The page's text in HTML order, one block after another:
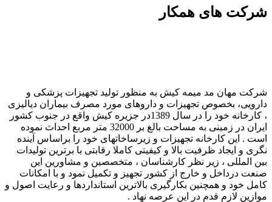
شرکت های همکار
شرکت مهان مد میمه کیش به منظور تولید تجهیزات پزشکی و
دارویی، بخصوص تجهیزات و داروهای مورد مصرف بیماران دیالیزی
، کارخانه خود را در سال 1389در جزیره کیش واقع در جنوب کشور
ایران در زمینی به مساحت بالغ بر 32000 متر مربع احداث نموده
است . این کارخانه تجهیزات و زیرساخاتهای خود را براساس آینده
نگری و ایجاد ظرفیت بالا و کیفیتی کاملا رقابتی با برترین تولیدات
بین المللی ، زیر نظر کارشناسان ، متخصصین و مشاورین این
صنعت درداخل و خارج از کشور تجهیز و تکمیل نمود و با امکانات
کامل خود و همچنین بکارگیری بالاترین استانداردها و رعایت اصول و
موازین لازم قدم در این عرصه نهاد .